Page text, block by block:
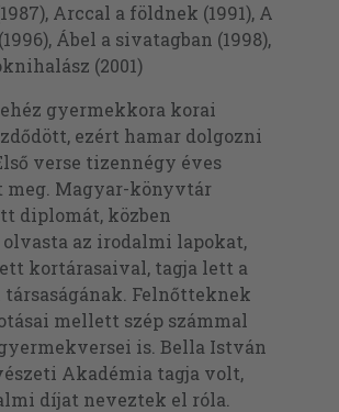
Arccal a földnek (1991), A
Ábel a sivatagban (1998),
(2001)
gyermekkora korai
ezért hamar dolgozni
verse tizennégy éves
meg. Magyar-könyvtár
diplomát, közben
az irodalmi lapokat,
kortárasaival, tagja lett a
társaságának. Felnőtteknek
mellett szép számmal
is. Bella István
Akadémia tagja volt,
díjat neveztek el róla.